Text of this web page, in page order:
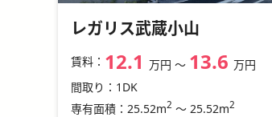
レガリス武蔵小山
賃料： 12.1 万円 〜 13.6 万円
間取り： 1DK
専有面積： 25.52m2 ～ 25.52m2